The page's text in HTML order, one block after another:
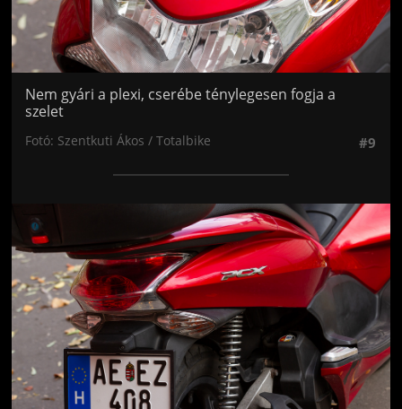
Nem gyári a plexi, cserébe ténylegesen fogja a
szelet
Fotó: Szentkuti Ákos / Totalbike #9
Jön még kép!